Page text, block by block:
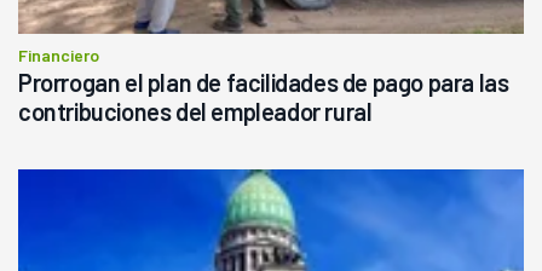
Financiero
Prorrogan el plan de facilidades de pago para las
contribuciones del empleador rural